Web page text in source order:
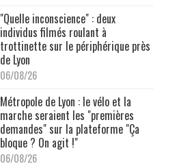
"Quelle inconscience" : deux
individus filmés roulant à
trottinette sur le périphérique près
de Lyon
06/08/26
Métropole de Lyon : le vélo et la
marche seraient les "premières
demandes" sur la plateforme "Ça
bloque ? On agit !"
06/08/26